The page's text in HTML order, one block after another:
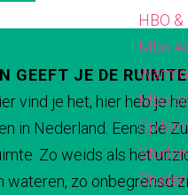
HBO
Mbo
Mbo
Op
e
l
d
e
z
e
GEEFT JE DE RUIMTE
vind je het, hier heb je
in Nederland. Eens de
Zo weids als het
wateren, zo onbegrensd